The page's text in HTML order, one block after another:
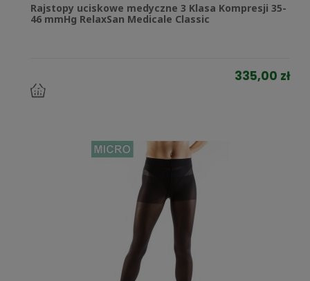
Rajstopy uciskowe medyczne 3 Klasa Kompresji 35-
46 mmHg RelaxSan Medicale Classic
335,00 zł
do